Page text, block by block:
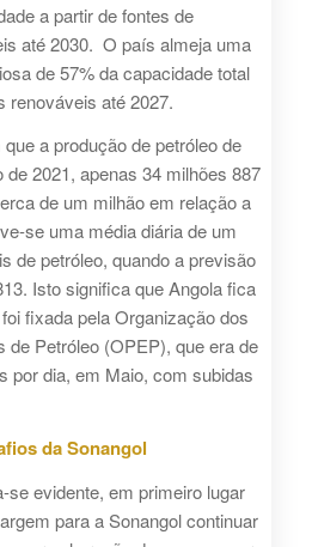
a partir de fontes de
até 2030. O país almeja uma
de 57% da capacidade total
renováveis até 2027.
a produção de petróleo de
2021, apenas 34 milhões 887
de um milhão em relação a
se uma média diária de um
de petróleo, quando a previsão
Isto significa que Angola fica
fixada pela Organização dos
de Petróleo (OPEP), que era de
por dia, em Maio, com subidas
da Sonangol
se evidente, em primeiro lugar
para a Sonangol continuar